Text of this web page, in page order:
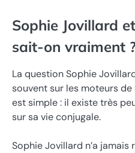
Sophie Jovillard
sait-on vraiment
La question Sophie
souvent sur les moteurs
est simple : il existe très
sur sa vie conjugale.
Sophie Jovillard n’a